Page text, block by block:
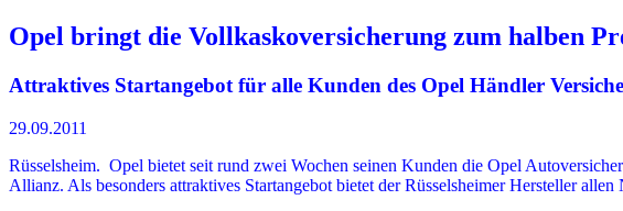
Opel bringt die Vollkaskoversicherung zum halben
Attraktives Startangebot für alle Kunden des Opel Händler
29.09.2011
Rüsselsheim. Opel bietet seit rund zwei Wochen seinen Kunden die Opel
Allianz. Als besonders attraktives Startangebot bietet der Rüsselsheimer Hersteller